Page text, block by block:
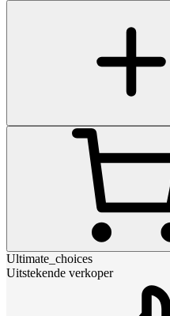
Ultimate_choices
Uitstekende verkoper